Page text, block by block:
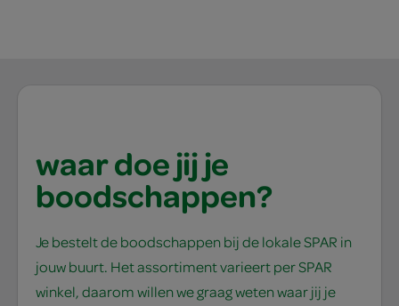
waar doe jij je
boodschappen?
Je bestelt de boodschappen bij de lokale SPAR in
jouw buurt. Het assortiment varieert per SPAR
winkel, daarom willen we graag weten waar jij je